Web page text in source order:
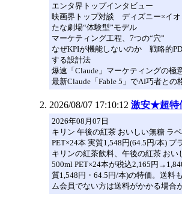
エンタ界トップインタビュー
映画界トップ対談 ディズニー×イオ
たな劇場“体験型”モデル
マーケティング工程、7つの“穴”
なぜKPIが機能しないのか 戦略的
する設計法
爆速「Claude」マーケティングの極
最新Claude「Fable 5」でAI巧者との
2026/08/07 17:10:12 激安★超特
2026年08月07日
キリン 午後の紅茶 おいしい無糖 ラ
PET×24本 実質1,548円(64.5円/本) プ
キリンの紅茶飲料、午後の紅茶 おい
500ml PET×24本が税込2,165円
質1,548円・64.5円/本)の特価。送料
ム会員でない方は送料がかかる場合